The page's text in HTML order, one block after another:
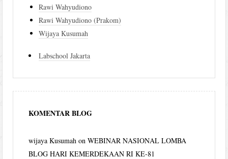
Rawi Wahyudiono
Rawi Wahyudiono (Prakom)
Wijaya Kusumah
Labschool Jakarta
KOMENTAR BLOG
wijaya Kusumah onWEBINAR NASIONAL LOMBA
BLOG HARI KEMERDEKAAN RI KE-81